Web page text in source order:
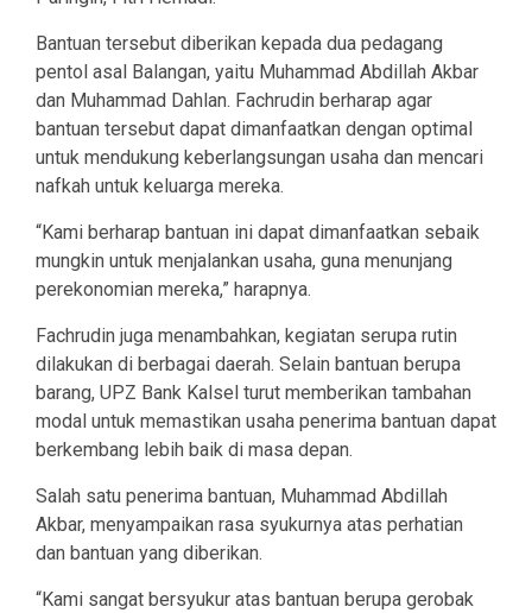
Bantuan tersebut diberikan kepada dua pedagang
pentol asal Balangan, yaitu Muhammad Abdillah Akbar
dan Muhammad Dahlan. Fachrudin berharap agar
bantuan tersebut dapat dimanfaatkan dengan optimal
untuk mendukung keberlangsungan usaha dan mencari
nafkah untuk keluarga mereka.
“Kami berharap bantuan ini dapat dimanfaatkan sebaik
mungkin untuk menjalankan usaha, guna menunjang
perekonomian mereka,” harapnya.
Fachrudin juga menambahkan, kegiatan serupa rutin
dilakukan di berbagai daerah. Selain bantuan berupa
barang, UPZ Bank Kalsel turut memberikan tambahan
modal untuk memastikan usaha penerima bantuan dapat
berkembang lebih baik di masa depan.
Salah satu penerima bantuan, Muhammad Abdillah
Akbar, menyampaikan rasa syukurnya atas perhatian
dan bantuan yang diberikan.
“Kami sangat bersyukur atas bantuan berupa gerobak